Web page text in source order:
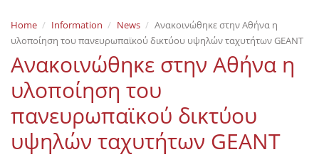
Mission & Vision
Policies
History
e-Infrastructure
Organisational Structure
EKT Tenders
Home Information News
Ανακοινώθηκε στην Αθήνα η
υλοποίηση του πανευρωπαϊκού δικτύου υψηλών ταχυτήτων GEANT
Ανακοινώθηκε στην Αθήνα η
υλοποίηση του
πανευρωπαϊκού δικτύου
υψηλών ταχυτήτων GEANT